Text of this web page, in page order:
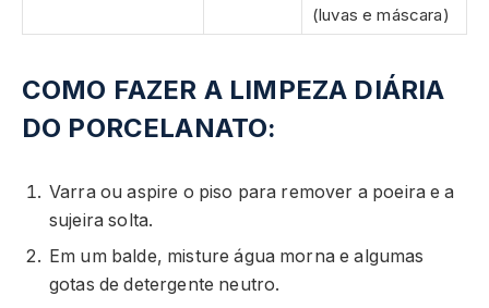
(luvas e máscara)
COMO FAZER A LIMPEZA DIÁRIA
DO PORCELANATO:
Varra ou aspire o piso para remover a poeira e a
sujeira solta.
Em um balde, misture água morna e algumas
gotas de detergente neutro.